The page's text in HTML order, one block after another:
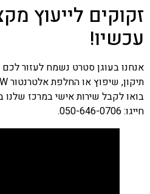
זקוקים לייעוץ
עכשיו!
אנחנו בעוגן סטרט נשמח לעזור
תיקון, שיפוץ או החלפת אלטרנטור BMW.
חייגו:050-646-0706
.